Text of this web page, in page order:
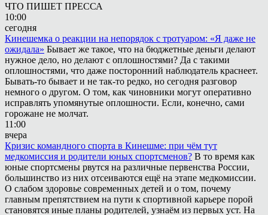
ЧТО ПИШЕТ ПРЕССА
10:00
сегодня
Кинешемка о реакции на непорядок с тротуаром: «Я даже не
ожидала» Бывает же такое, что на бюджетные деньги делают
нужное дело, но делают с оплошностями? Да с такими
оплошностями, что даже посторонний наблюдатель краснеет.
Бывать-то бывает и не так-то редко, но сегодня разговор
немного о другом. О том, как чиновники могут оперативно
исправлять упомянутые оплошности. Если, конечно, сами
горожане не молчат.
11:00
вчера
Кризис командного спорта в Кинешме: при чём тут
медкомиссия и родители юных спортсменов? В то время как
юные спортсмены рвутся на различные первенства России,
большинство из них отсеиваются ещё на этапе медкомиссии.
О слабом здоровье современных детей и о том, почему
главным препятствием на пути к спортивной карьере порой
становятся иные планы родителей, узнаём из первых уст. На